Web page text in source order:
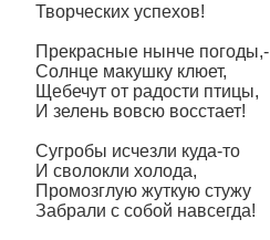
Творческих успехов!
Прекрасные нынче погоды,-
Солнце макушку клюет,
Щебечут от радости птицы,
И зелень вовсю восстает!
Сугробы исчезли куда-то
И сволокли холода,
Промозглую жуткую стужу
Забрали с собой навсегда!